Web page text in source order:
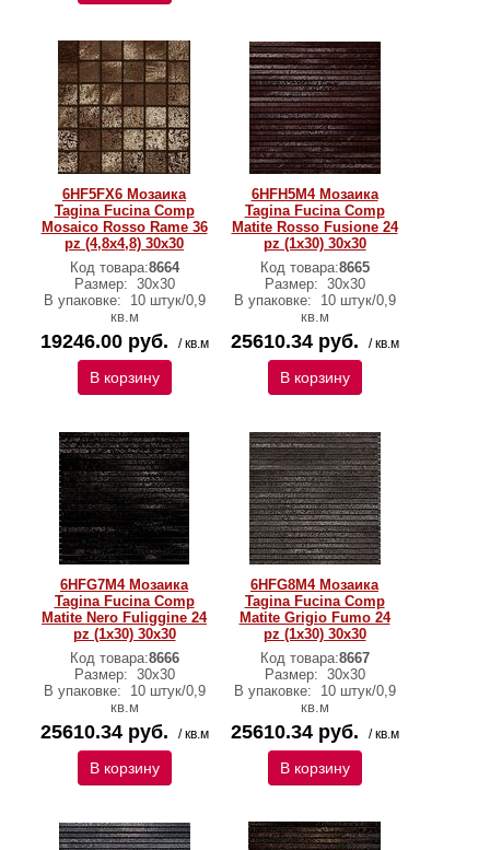
6HF5FX6 Мозаика
Tagina Fucina Comp
Mosaico Rosso Rame 36
pz (4,8x4,8) 30x30
Код товара:8664
Размер: 30x30
В упаковке:
10 штук/0,9
кв.м
19246.00 руб. / кв.м
В корзину
6HFH5M4 Мозаика
Tagina Fucina Comp
Matite Rosso Fusione 24
pz (1x30) 30x30
Код товара:8665
Размер: 30x30
В упаковке:
10 штук/0,9
кв.м
25610.34 руб. / кв.м
В корзину
6HFG7M4 Мозаика
Tagina Fucina Comp
Matite Nero Fuliggine 24
pz (1x30) 30x30
Код товара:8666
Размер: 30x30
В упаковке:
10 штук/0,9
кв.м
25610.34 руб. / кв.м
В корзину
6HFG8M4 Мозаика
Tagina Fucina Comp
Matite Grigio Fumo 24
pz (1x30) 30x30
Код товара:8667
Размер: 30x30
В упаковке:
10 штук/0,9
кв.м
25610.34 руб. / кв.м
В корзину